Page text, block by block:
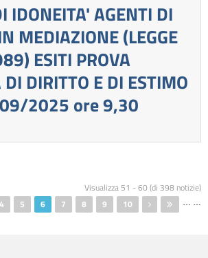
IDONEITA' AGENTI DI
MEDIAZIONE (LEGGE
ESITI PROVA
DI DIRITTO E DI ESTIMO
2025 ore 9,30
Visualizza 51 - 60 (di 398 notizie)
…
4 5 6 7 8 9 10 …